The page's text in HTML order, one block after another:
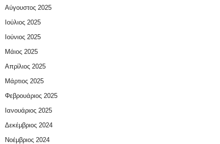
Αύγουστος 2025
Ιούλιος 2025
Ιούνιος 2025
Μάιος 2025
Απρίλιος 2025
Μάρτιος 2025
Φεβρουάριος 2025
Ιανουάριος 2025
Δεκέμβριος 2024
Νοέμβριος 2024